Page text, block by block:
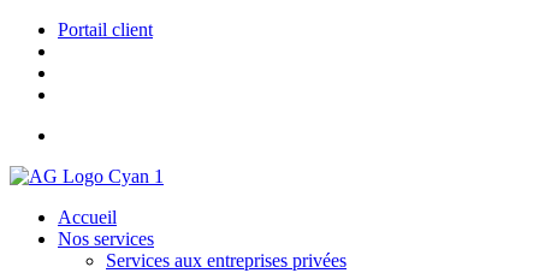
Portail client
Accueil
Nos services
Services aux entreprises privées